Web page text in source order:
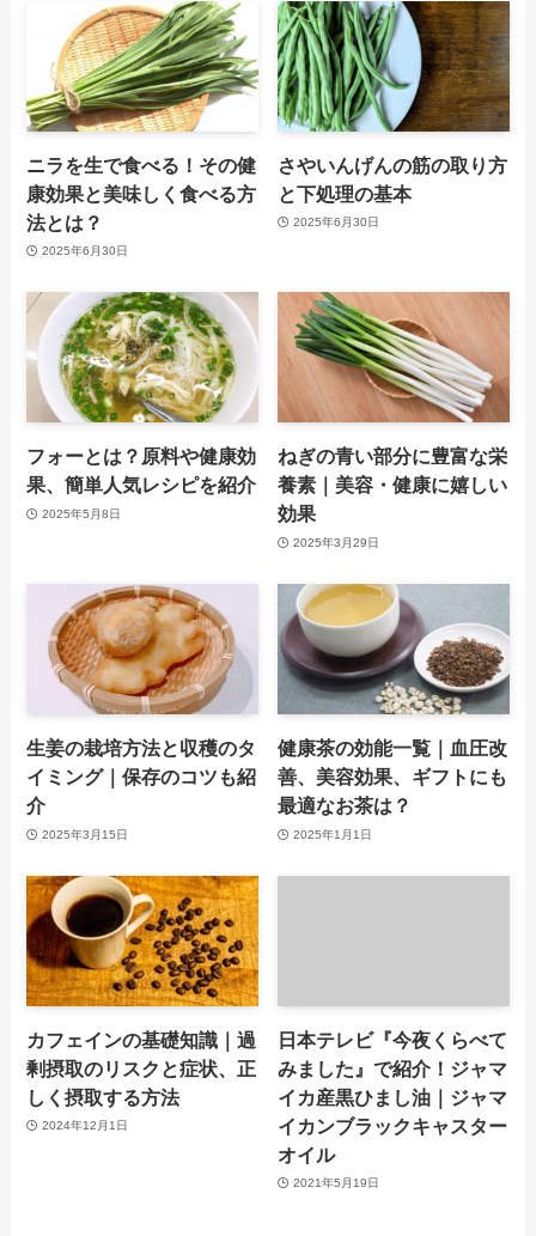
ニラを生で食べる！その健
康効果と美味しく食べる方
法とは？
2025年6月30日
さやいんげんの筋の取り方
と下処理の基本
2025年6月30日
フォーとは？原料や健康効
果、簡単人気レシピを紹介
2025年5月8日
ねぎの青い部分に豊富な栄
養素｜美容・健康に嬉しい
効果
2025年3月29日
生姜の栽培方法と収穫のタ
イミング｜保存のコツも紹
介
2025年3月15日
健康茶の効能一覧｜血圧改
善、美容効果、ギフトにも
最適なお茶は？
2025年1月1日
カフェインの基礎知識｜過
剰摂取のリスクと症状、正
しく摂取する方法
2024年12月1日
日本テレビ『今夜くらべて
みました』で紹介！ジャマ
イカ産黒ひまし油｜ジャマ
イカンブラックキャスター
オイル
2021年5月19日